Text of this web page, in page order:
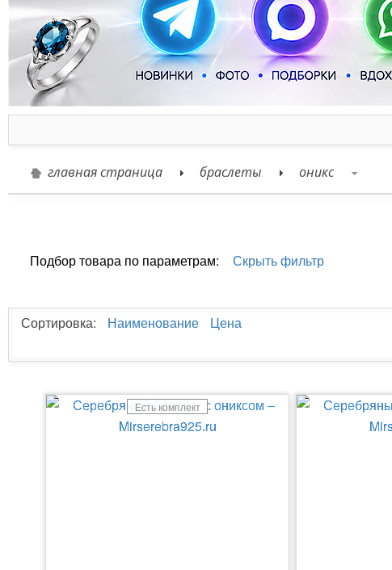
главная страница браслеты оникс
Подбор товара по параметрам: Скрыть фильтр
Сортировка: Наименование Цена
Есть комплект